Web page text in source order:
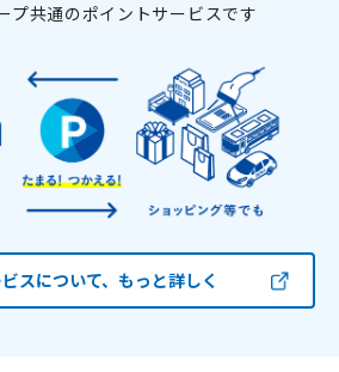
プ共通のポイントサービスです
スについて、もっと詳しく